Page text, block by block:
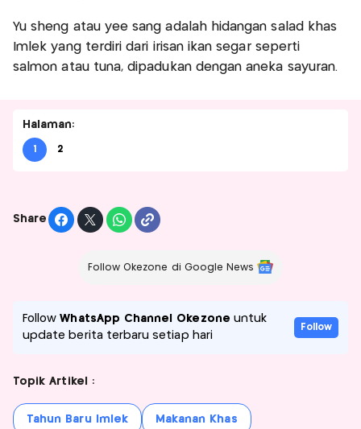
Yu sheng atau yee sang adalah hidangan salad khas
Imlek yang terdiri dari irisan ikan segar seperti
salmon atau tuna, dipadukan dengan aneka sayuran.
Halaman:
1 2
Share
Follow Okezone di Google News
FollowWhatsApp Channel Okezone untuk
update berita terbaru setiap hari
Follow
Topik Artikel :
Tahun Baru Imlek Makanan Khas